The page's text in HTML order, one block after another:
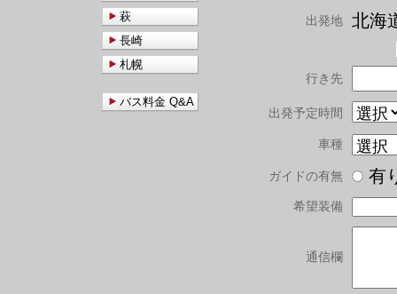
出発地 北海
行き先
出発予定時間
車種
ガイドの有無
希望装備
通信欄
萩
長崎
札幌
バス料金 Q&A